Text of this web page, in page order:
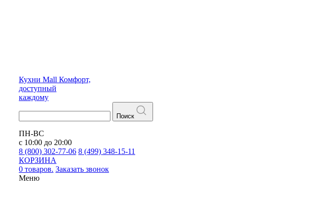
Кухни Mall Комфорт,
доступный
каждому
Поиск
ПН-ВС
с 10:00 до 20:00
8 (800) 302-77-06 8 (499) 348-15-11
КОРЗИНА
0 товаров. Заказать звонок
Меню